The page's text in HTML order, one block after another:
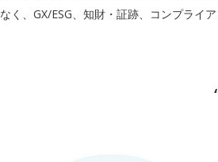
く、GX/ESG、知財・証跡、コンプライ